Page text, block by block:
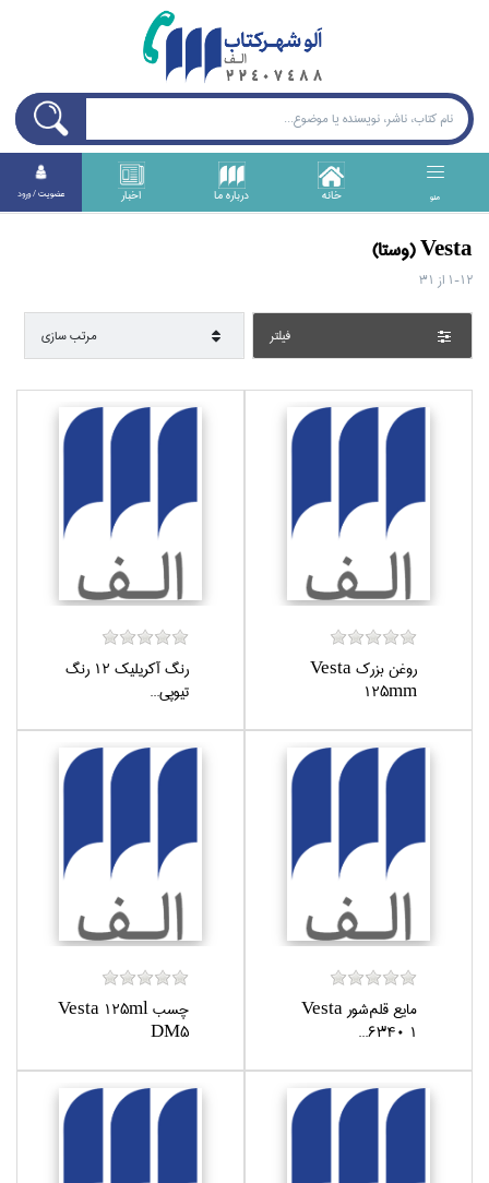
منو خانه درباره ما اخبار عضويت / ورود
Vesta (وستا)
1-12 از 31
فيلتر مرتب سازي
روغن بزرك Vesta
125mm
رنگ آكريليك 12 رنگ
تيوپي...
مايع قلم‌شور Vesta
6340 1...
چسب Vesta 125ml
DM5